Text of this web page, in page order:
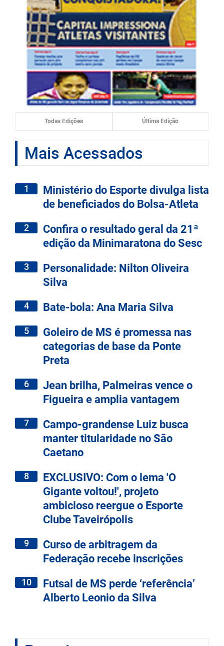
Todas Edições Última Edição
Mais Acessados
1
Ministério do Esporte divulga lista
de beneficiados do Bolsa-Atleta
2
Confira o resultado geral da 21ª
edição da Minimaratona do Sesc
3
Personalidade: Nilton Oliveira
Silva
4 Bate-bola: Ana Maria Silva
5
Goleiro de MS é promessa nas
categorias de base da Ponte
Preta
6
Jean brilha, Palmeiras vence o
Figueira e amplia vantagem
7
Campo-grandense Luiz busca
manter titularidade no São
Caetano
8
EXCLUSIVO: Com o lema 'O
Gigante voltou!', projeto
ambicioso reergue o Esporte
Clube Taveirópolis
9
Curso de arbitragem da
Federação recebe inscrições
10
Futsal de MS perde ‘referência’
Alberto Leonio da Silva